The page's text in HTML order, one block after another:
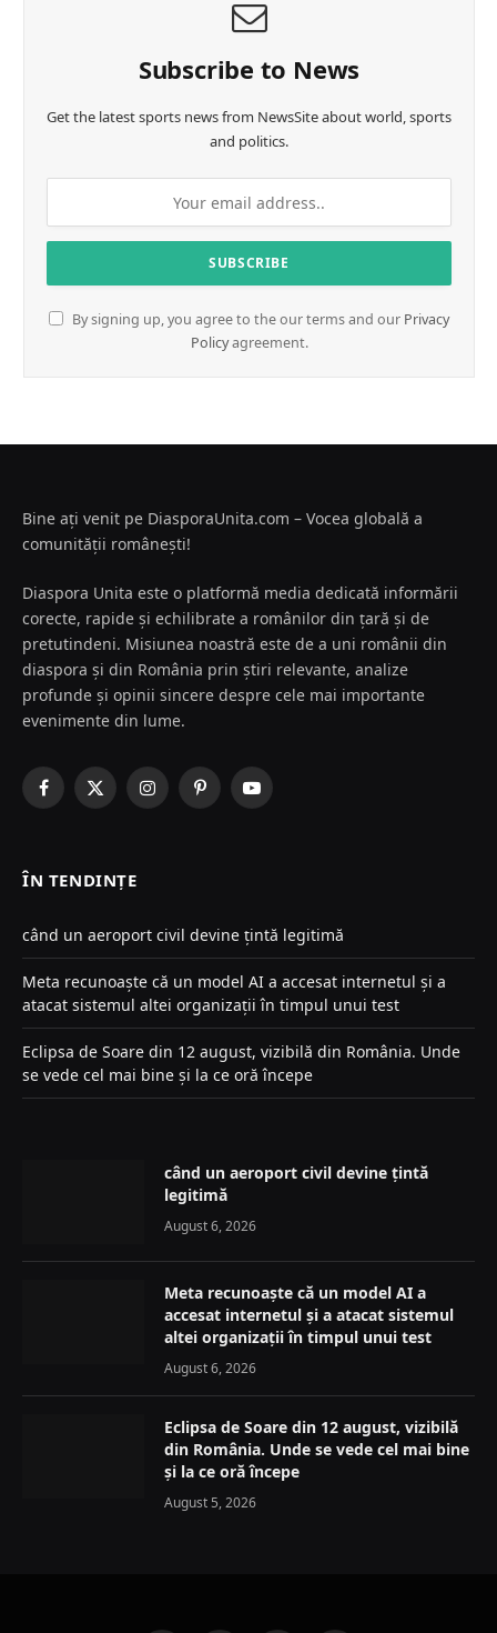
Subscribe to News
Get the latest sports news from NewsSite about world, sports
and politics.
By signing up, you agree to the our terms and our Privacy
Policyagreement.
Bine ați venit pe DiasporaUnita.com – Vocea globală a
comunității românești!
Diaspora Unita este o platformă media dedicată informării
corecte, rapide și echilibrate a românilor din țară și de
pretutindeni. Misiunea noastră este de a uni românii din
diaspora și din România prin știri relevante, analize
profunde și opinii sincere despre cele mai importante
evenimente din lume.
Facebook
X
InstagramPinterestYouTube
ÎN TENDINȚE
când un aeroport civil devine țintă legitimă
Meta recunoaște că un model AI a accesat internetul și a
atacat sistemul altei organizații în timpul unui test
Eclipsa de Soare din 12 august, vizibilă din România. Unde
se vede cel mai bine și la ce oră începe
când un aeroport civil devine țintă
legitimă
August 6, 2026
Meta recunoaște că un model AI a
accesat internetul și a atacat sistemul
altei organizații în timpul unui test
August 6, 2026
Eclipsa de Soare din 12 august, vizibilă
din România. Unde se vede cel mai bine
și la ce oră începe
August 5, 2026